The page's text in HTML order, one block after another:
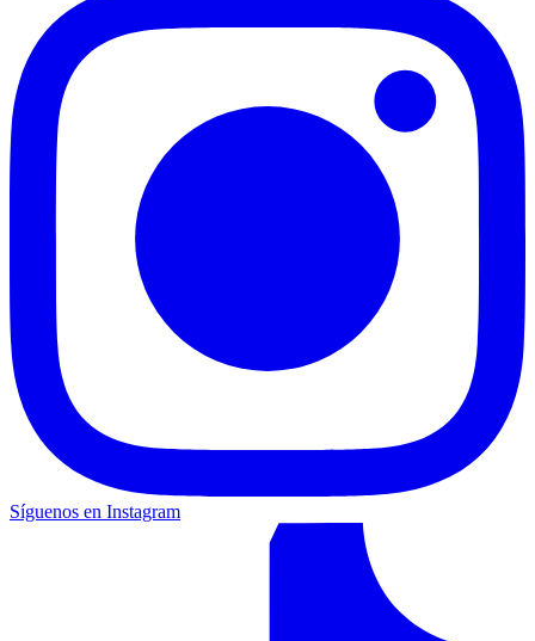
Síguenos en Instagram